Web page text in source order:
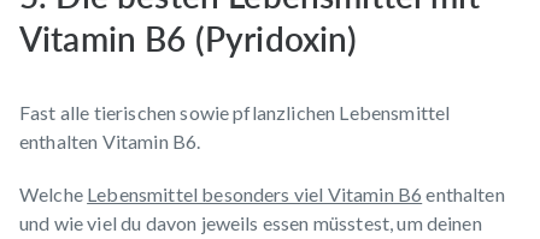
Vitamin B6 (Pyridoxin)
Fast alle tierischen sowie pflanzlichen Lebensmittel
enthalten Vitamin B6.
Welche Lebensmittel besonders viel Vitamin B6 enthalten
und wie viel du davon jeweils essen müsstest, um deinen